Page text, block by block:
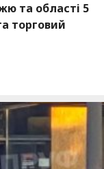
та області 5
торговий